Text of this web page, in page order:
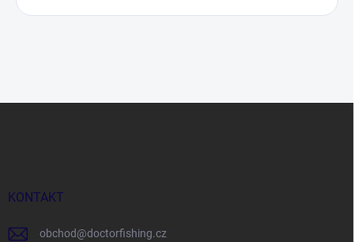
KONTAKT
obchod@doctorfishing.cz